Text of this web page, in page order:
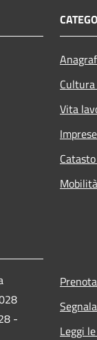
Vita
-
Leggi